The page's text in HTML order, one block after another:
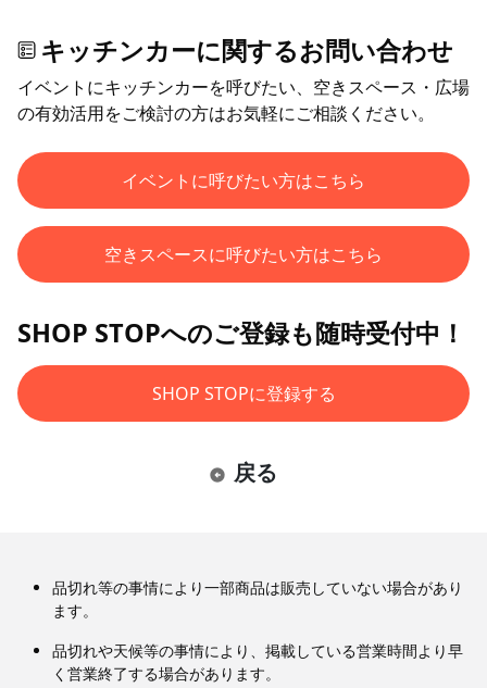
キッチンカーに関するお問い合わせ
イベントにキッチンカーを呼びたい、空きスペース・広場
の有効活用をご検討の方はお気軽にご相談ください。
イベントに呼びたい方はこちら
空きスペースに呼びたい方はこちら
SHOP STOPへのご登録も随時受付中！
SHOP STOPに登録する
戻る
品切れ等の事情により一部商品は販売していない場合があり
ます。
品切れや天候等の事情により、掲載している営業時間より早
く営業終了する場合があります。